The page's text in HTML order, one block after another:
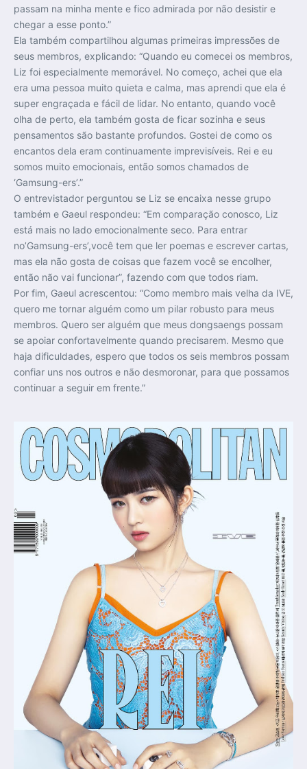
passam na minha mente e fico admirada por não desistir e
chegar a esse ponto.”
Ela também compartilhou algumas primeiras impressões de
seus membros, explicando: “Quando eu comecei os membros,
Liz foi especialmente memorável. No começo, achei que ela
era uma pessoa muito quieta e calma, mas aprendi que ela é
super engraçada e fácil de lidar. No entanto, quando você
olha de perto, ela também gosta de ficar sozinha e seus
pensamentos são bastante profundos. Gostei de como os
encantos dela eram continuamente imprevisíveis. Rei e eu
somos muito emocionais, então somos chamados de
‘Gamsung-ers’.”
O entrevistador perguntou se Liz se encaixa nesse grupo
também e Gaeul respondeu: “Em comparação conosco, Liz
está mais no lado emocionalmente seco. Para entrar
no’Gamsung-ers’,você tem que ler poemas e escrever cartas,
mas ela não gosta de coisas que fazem você se encolher,
então não vai funcionar”, fazendo com que todos riam.
Por fim, Gaeul acrescentou: “Como membro mais velha da IVE,
quero me tornar alguém como um pilar robusto para meus
membros. Quero ser alguém que meus dongsaengs possam
se apoiar confortavelmente quando precisarem. Mesmo que
haja dificuldades, espero que todos os seis membros possam
confiar uns nos outros e não desmoronar, para que possamos
continuar a seguir em frente.”